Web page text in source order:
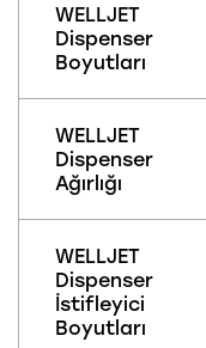
WELLJET
Dispenser
Boyutları
WELLJET
Dispenser
Ağırlığı
WELLJET
Dispenser
İstifleyici
Boyutları